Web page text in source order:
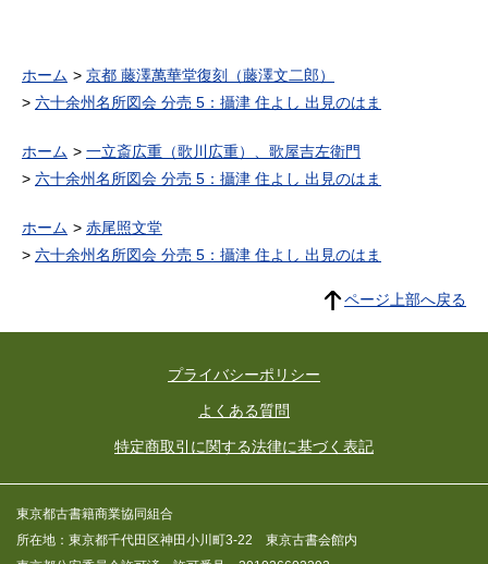
ホーム
京都 藤澤萬華堂復刻（藤澤文二郎）
六十余州名所図会 分売 5：攝津 住よし 出見のはま
ホーム
一立斎広重（歌川広重）、歌屋吉左衛門
六十余州名所図会 分売 5：攝津 住よし 出見のはま
ホーム
赤尾照文堂
六十余州名所図会 分売 5：攝津 住よし 出見のはま
ページ上部へ戻る
プライバシーポリシー
よくある質問
特定商取引に関する法律に基づく表記
東京都古書籍商業協同組合
所在地：東京都千代田区神田小川町3-22 東京古書会館内